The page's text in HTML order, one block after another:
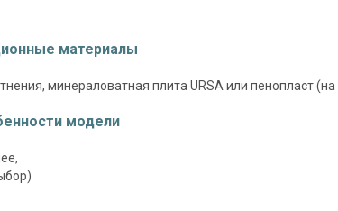
материалы
минераловатная плита URSA или пенопласт
модели